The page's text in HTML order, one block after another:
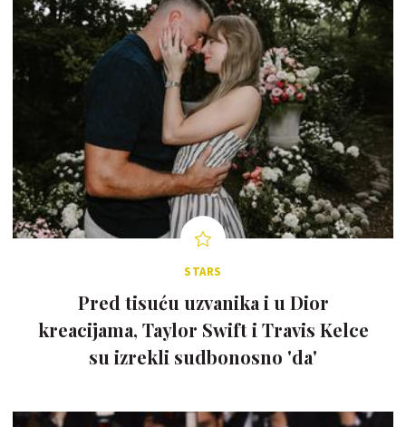
STARS
Pred tisuću uzvanika i u Dior
kreacijama, Taylor Swift i Travis Kelce
su izrekli sudbonosno 'da'